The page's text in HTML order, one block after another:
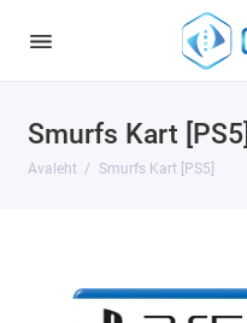
Smurfs Kart [PS5]
Avaleht Smurfs Kart [PS5]